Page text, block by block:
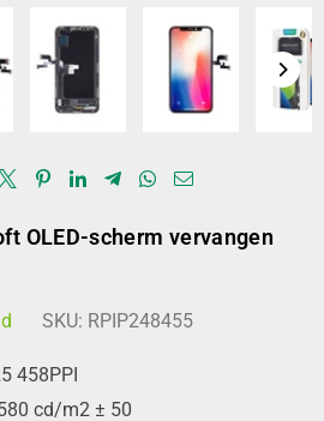
OLED-scherm vervangen
SKU: RPIP248455
458PPI
cd/m2 ± 50